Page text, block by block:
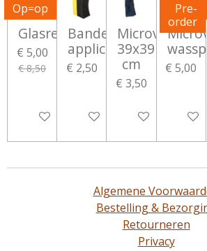
Op=op
Glasreiniger
€ 5,00
€ 8,50
In winkelwagen
Banden
applicator
€ 2,50
In winkelwagen
Microvezeldoek
39x39
cm
€ 3,50
In winkelwagen
Pre-
order
€ 5,00
In
Algemene
Bestelling &
Retourneren
Privacy